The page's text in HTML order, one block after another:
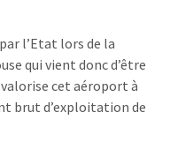
l’Etat lors de la
qui vient donc d’être
cet aéroport à
brut d’exploitation de